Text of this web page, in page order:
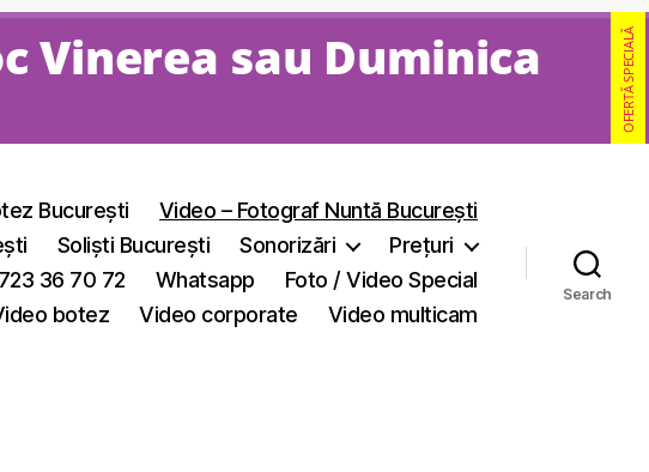
Vinerea sau Duminica OFERTĂ SPECIALĂ
București
Video – Fotograf Nuntă București
Soliști București Sonorizări
Prețuri
36 70 72 Whatsapp
Foto / Video Special
botez Video corporate Video multicam
Search